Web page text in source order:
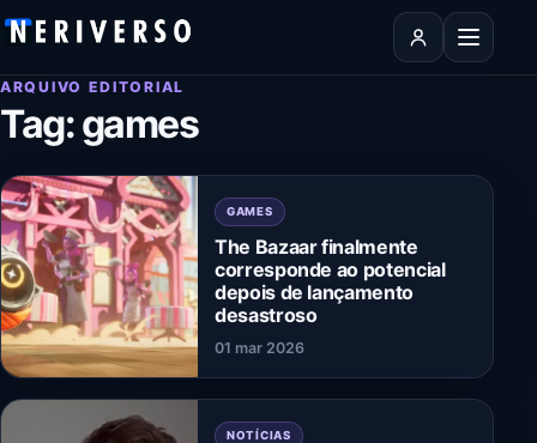
Pular para o conteúdo
Abrir
ARQUIVO EDITORIAL
Tag:games
GAMES
The Bazaar finalmente
corresponde ao potencial
depois de lançamento
desastroso
01 mar 2026
NOTÍCIAS